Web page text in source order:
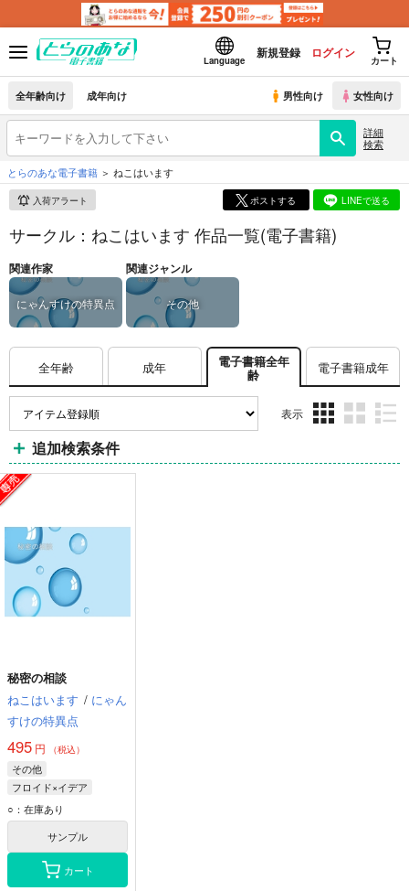
Language
新規登録 ログイン
カート
全年齢向け 成年向け 男性向け 女性向け
詳細
検索
とらのあな電子書籍
ねこはいます
入荷アラート ポストする LINEで送る
サークル：ねこはいます 作品一覧(電子書籍)
関連作家
にゃんすけの特異点
関連ジャンル
その他
全年齢 成年 電子書籍全年
齢 電子書籍成年
表示
ム
ム
ム
追加検索条件
秘密の相談
ねこはいます / にゃん
すけの特異点
495 円 （税込）
その他
フロイド×イデア
イデア・シュラウド
フロイド・リーチ
○：在庫あり
サンプル
カート